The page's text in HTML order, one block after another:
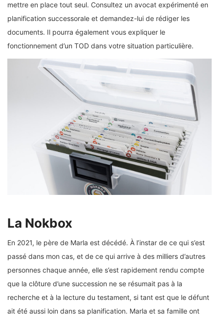
mettre en place tout seul. Consultez un avocat expérimenté en
planification successorale et demandez-lui de rédiger les
documents. Il pourra également vous expliquer le
fonctionnement d’un TOD dans votre situation particulière.
La Nokbox
En 2021, le père de Marla est décédé. À l’instar de ce qui s’est
passé dans mon cas, et de ce qui arrive à des milliers d’autres
personnes chaque année, elle s’est rapidement rendu compte
que la clôture d’une succession ne se résumait pas à la
recherche et à la lecture du testament, si tant est que le défunt
ait été aussi loin dans sa planification. Marla et sa famille ont